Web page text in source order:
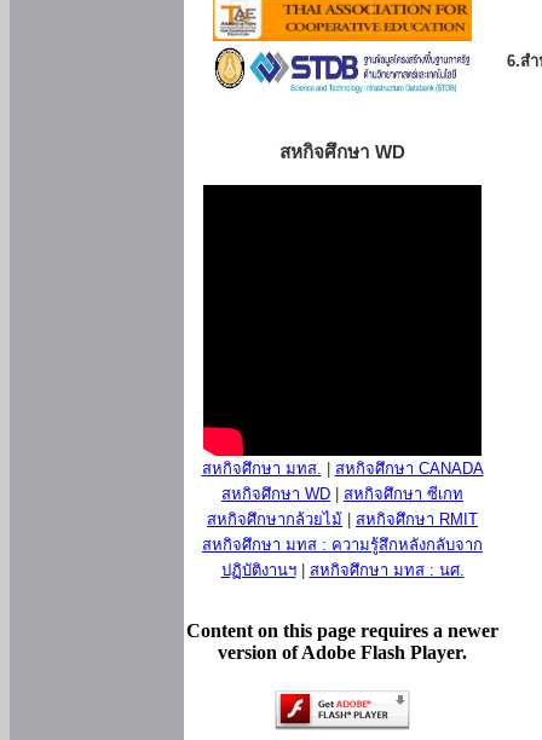
สหกิจศึกษา WD
สหกิจศึกษา มทส.
สหกิจศึกษา CANADA
สหกิจศึกษา WD
สหกิจศึกษา ซีเกท
สหกิจศึกษากล้วยไม้
สหกิจศึกษา RMIT
สหกิจศึกษา มทส : ความรู้สึกหลังกลับจาก
ปฏิบัติงานฯ| สหกิจศึกษา มทส : นศ.
Content on this page requires a newer
version of Adobe Flash Player.
6.ส